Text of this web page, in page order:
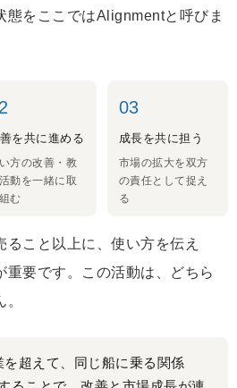
をここではAlignmentと呼びま
を共に進める
方の改善・教
動を一緒に取
む
03
成長を共に担う
市場の拡大を双方
の責任として捉え
る
ること以上に、使い方を伝え
重要です。この活動は、どちら
を超えて、同じ船に乗る関係